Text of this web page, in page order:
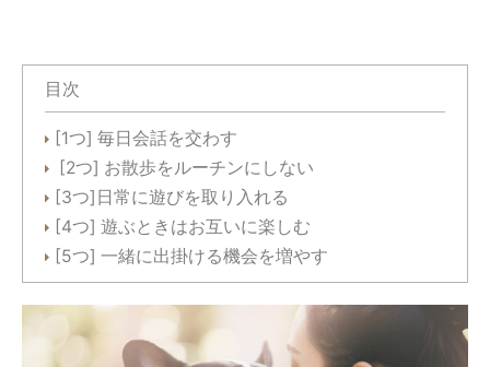
目次
[1つ] 毎日会話を交わす
[2つ] お散歩をルーチンにしない
[3つ]日常に遊びを取り入れる
[4つ] 遊ぶときはお互いに楽しむ
[5つ] 一緒に出掛ける機会を増やす